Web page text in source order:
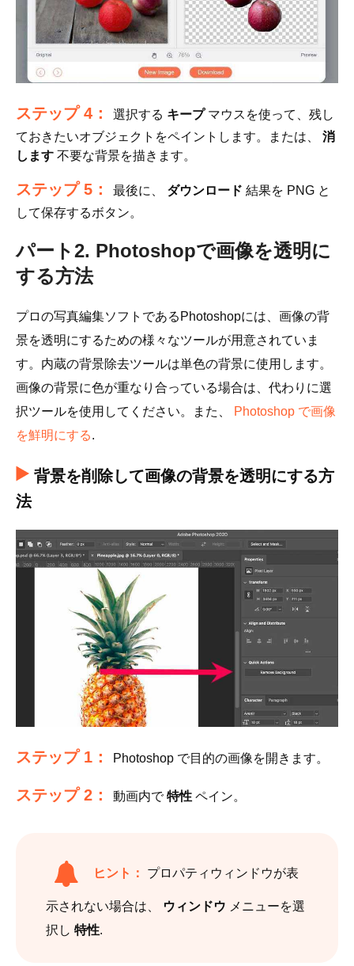
ステップ 4： 選択する キープマウスを使って、残し
ておきたいオブジェクトをペイントします。または、 消
します 不要な背景を描きます。
ステップ 5： 最後に、 ダウンロード 結果を PNG と
して保存するボタン。
パート2. Photoshopで画像を透明に
する方法
プロの写真編集ソフトであるPhotoshopには、画像の背
景を透明にするための様々なツールが用意されていま
す。内蔵の背景除去ツールは単色の背景に使用します。
画像の背景に色が重なり合っている場合は、代わりに選
択ツールを使用してください。また、
Photoshop で画像
を鮮明にする.
背景を削除して画像の背景を透明にする方
法
ステップ 1： Photoshop で目的の画像を開きます。
ステップ 2： 動画内で特性 ペイン。
ヒント： プロパティウィンドウが表
示されない場合は、 ウィンドウ メニューを選
択し 特性.